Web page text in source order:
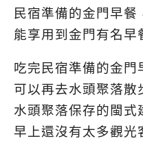
民宿準備的金門早
能享用到金門有名早
吃完民宿準備的金門
可以再去水頭聚落散
水頭聚落保存的閩式
早上還沒有太多觀光